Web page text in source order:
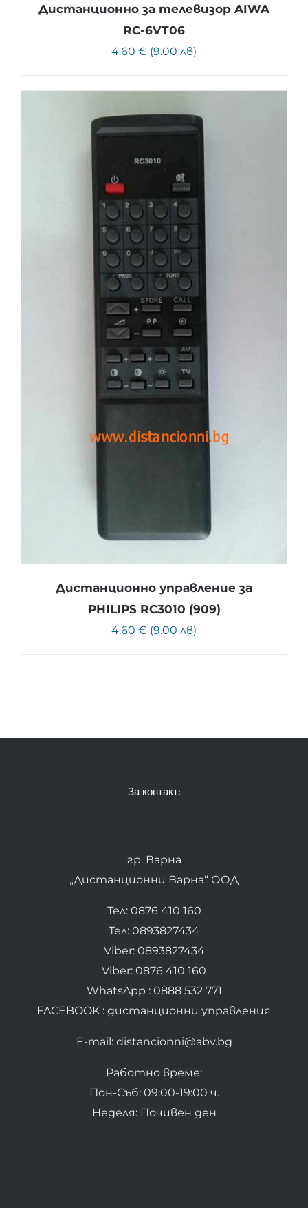
Дистанционно за телевизор AIWA
RC-6VT06
4.60 € (9.00 лв)
Дистанционно управление за
PHILIPS RC3010 (909)
4.60 € (9.00 лв)
За контакт:
гр. Варна
„Дистанционни Варна“ ООД
Тел: 0876 410 160
Тел: 0893827434
Viber: 0893827434
Viber: 0876 410 160
WhatsApp : 0888 532 771
FACEBOOK : дистанционни управления
E-mail: distancionni@abv.bg
Работно време:
Пон-Съб: 09:00-19:00 ч.
Неделя: Почивен ден